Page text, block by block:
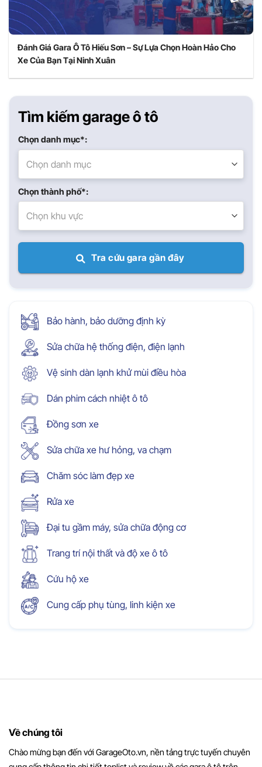
Đánh Giá Gara Ô Tô Hiếu Sơn – Sự Lựa Chọn Hoàn Hảo Cho
Xe Của Bạn Tại Ninh Xuân
Tìm kiếm garage ô tô
Chọn danh mục*:
Chọn danh mục
Chọn thành phố*:
Chọn khu vực
Tra cứu gara gần đây
Bảo hành, bảo dưỡng định kỳ
Sửa chữa hệ thống điện, điện lạnh
Vệ sinh dàn lạnh khử mùi điều hòa
Dán phim cách nhiệt ô tô
Đồng sơn xe
Sửa chữa xe hư hỏng, va chạm
Chăm sóc làm đẹp xe
Rửa xe
Đại tu gầm máy, sửa chữa động cơ
Trang trí nội thất và độ xe ô tô
Cứu hộ xe
Cung cấp phụ tùng, linh kiện xe
Về chúng tôi
Chào mừng bạn đến với GarageOto.vn, nền tảng trực tuyến chuyên